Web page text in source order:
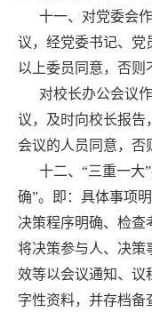
十一、对党委会
议，经党委书记、党
以上委员同意，否则
对校长办公会议
议，及时向校长报告
会议的人员同意，否
十二、“三重一大
确”。即：具体事项
决策程序明确、检查
将决策参与人、决策
效等以会议通知、议
字性资料，并存档备